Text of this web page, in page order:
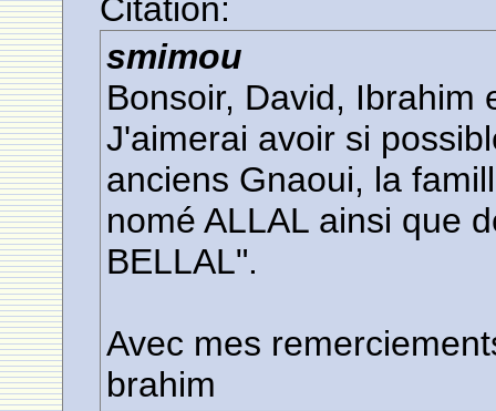
Citation:
smimou
Bonsoir, David, Ibrahim
J'aimerai avoir si
anciens Gnaoui, la
nomé ALLAL ainsi que
BELLAL".
Avec mes
brahim